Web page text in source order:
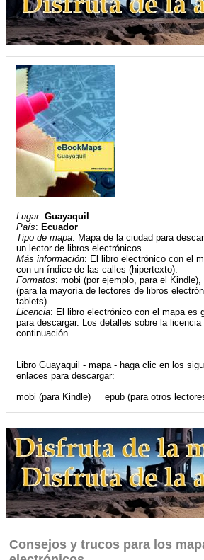
Lugar:Guayaquil
País: Ecuador
Tipo de mapa: Mapa de la ciudad para
un lector de libros electrónicos
Más información: El libro electrónico con el
con un índice de las calles (hipertexto).
Formatos: mobi (por ejemplo, para el Kindle),
(para la mayoría de lectores de libros
tablets)
Licencia: El libro electrónico con el mapa es
para descargar. Los detalles sobre la licencia
continuación.
Libro Guayaquil - mapa - haga clic en los
enlaces para descargar:
mobi (para Kindle)
epub (para otros
Consejos y trucos para los